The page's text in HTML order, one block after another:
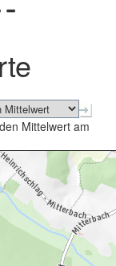
Mittelwert am